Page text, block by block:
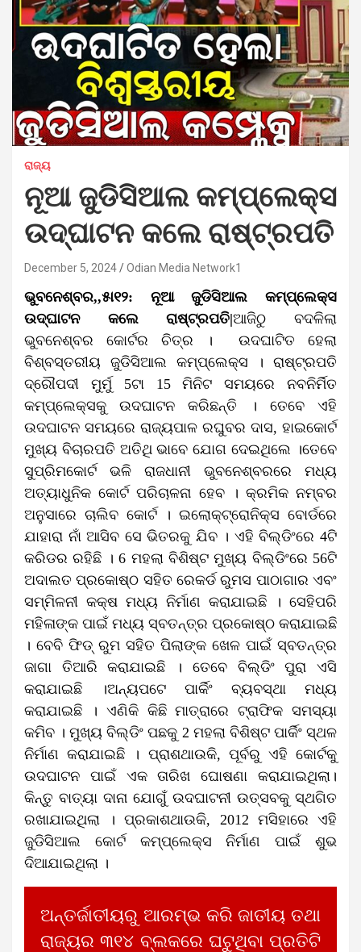
ରାଜ୍ୟ
ନୂଆ ଜୁଡିସିଆଲ କମ୍ପ୍ଲେକ୍ସ
ଉଦ୍‌ଘାଟନ କଲେ ରାଷ୍ଟ୍ରପତି
December 5, 2024 Odian Media Network1
ଭୁବନେଶ୍ବର,,୫ା୧୨: ନୂଆ ଜୁଡିସିଆଲ କମ୍ପ୍ଲେକ୍ସ
ଉଦ୍‌ଘାଟନ କଲେ ରାଷ୍ଟ୍ରପତି|ଆଜିଠୁ ବଦଳିଲା
ଭୁବନେଶ୍ବର କୋର୍ଟର ଚିତ୍ର । ଉଦଘାଟିତ ହେଲା
ବିଶ୍ବସ୍ତରୀୟ ଜୁଡିସିଆଲ କମ୍ପ୍ଲେକ୍ସ । ରାଷ୍ଟ୍ରପତି
ଦ୍ରୌପଦୀ ମୁର୍ମୁ 5ଟା 15 ମିନିଟ ସମୟରେ ନବନିର୍ମିତ
କମ୍ପ୍ଲେକ୍ସକୁ ଉଦଘାଟନ କରିଛନ୍ତି । ତେବେ ଏହି
ଉଦଘାଟନ ସମୟରେ ରାଜ୍ୟପାଳ ରଘୁବର ଦାସ, ହାଇକୋର୍ଟ
ମୁଖ୍ୟ ବିଚାରପତି ଅତିଥି ଭାବେ ଯୋଗ ଦେଇଥିଲେ ।ତେବେ
ସୁପ୍ରିମକୋର୍ଟ ଭଳି ରାଜଧାନୀ ଭୁବନେଶ୍ବରରେ ମଧ୍ୟ
ଅତ୍ୟାଧୁନିକ କୋର୍ଟ ପରିଚାଳନା ହେବ । କ୍ରମିକ ନମ୍ବର
ଅନୁସାରେ ଚାଲିବ କୋର୍ଟ । ଇଲୋକ୍ଟ୍ରୋନିକ୍ସ ବୋର୍ଡରେ
ଯାହାରା ନାଁ ଆସିବ ସେ ଭିତରକୁ ଯିବ । ଏହି ବିଲ୍ଡିଂରେ 4ଟି
କରିଡର ରହିଛି । 6 ମହଲା ବିଶିଷ୍ଟ ମୁଖ୍ୟ ବିଲ୍ଡିଂରେ 56ଟି
ଅଦାଲତ ପ୍ରକୋଷ୍ଠ ସହିତ ରେକର୍ଡ ରୁମସ ପାଠାଗାର ଏବଂ
ସମ୍ମିଳନୀ କକ୍ଷ ମଧ୍ୟ ନିର୍ମାଣ କରାଯାଇଛି । ସେହିପରି
ମହିଳାଙ୍କ ପାଇଁ ମଧ୍ୟ ସ୍ବତନ୍ତ୍ର ପ୍ରକୋଷ୍ଠ କରାଯାଇଛି
। ବେବି ଫିଡ୍ ରୁମ ସହିତ ପିଲାଙ୍କ ଖେଳ ପାଇଁ ସ୍ବତନ୍ତ୍ର
ଜାଗା ତିଆରି କରାଯାଇଛି । ତେବେ ବିଲ୍ଡିଂ ପୁରା ଏସି
କରାଯାଇଛି ।ଅନ୍ୟପଟେ ପାର୍କିଂ ବ୍ୟବସ୍ଥା ମଧ୍ୟ
କରାଯାଇଛି । ଏଣିକି କିଛି ମାତ୍ରାରେ ଟ୍ରାଫିକ ସମସ୍ୟା
କମିବ । ମୁଖ୍ୟ ବିଲ୍ଡିଂ ପଛକୁ 2 ମହଲା ବିଶିଷ୍ଟ ପାର୍କିଂ ସ୍ଥଳ
ନିର୍ମାଣ କରାଯାଇଛି । ପ୍ରାଶଥାଉକି, ପୂର୍ବରୁ ଏହି କୋର୍ଟକୁ
ଉଦଘାଟନ ପାଇଁ ଏକ ତାରିଖ ଘୋଷଣା କରାଯାଇଥିଲା।
କିନ୍ତୁ ବାତ୍ୟା ଦାନା ଯୋଗୁଁ ଉଦଘାଟନୀ ଉତ୍ସବକୁ ସ୍ଥଗିତ
ରଖାଯାଇଥିଲା । ପ୍ରକାଶଥାଉକି, 2012 ମସିହାରେ ଏହି
ଜୁଡିସିଆଲ କୋର୍ଟ କମ୍ପ୍ଲେକ୍ସ ନିର୍ମାଣ ପାଇଁ ଶୁଭ
ଦିଆଯାଇଥିଲା ।
ଅନ୍ତର୍ଜାତୀୟରୁ ଆରମ୍ଭ କରି ଜାତୀୟ ତଥା
ରାଜ୍ୟର ୩୧୪ ବ୍ଲକରେ ଘଟୁଥିବା ପ୍ରତିଟି